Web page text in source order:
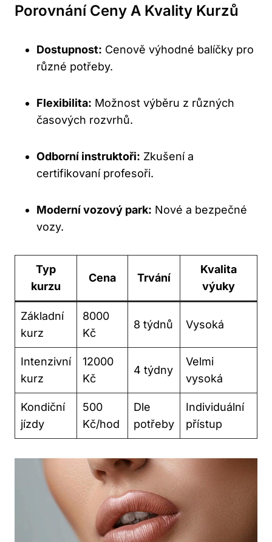
Porovnání Ceny A Kvality Kurzů
Dostupnost: Cenově výhodné balíčky pro
různé potřeby.
Flexibilita: Možnost výběru z různých
časových rozvrhů.
Odborní instruktoři: Zkušení a
certifikovaní profesoři.
Moderní vozový park: Nové a bezpečné
vozy.
Typ
kurzu
Cena Trvání
Kvalita
výuky
Základní
kurz
8000
Kč
8 týdnů Vysoká
Intenzivní
kurz
12000
Kč
4 týdny
Velmi
vysoká
Kondiční
jízdy
500
Kč/hod
Dle
potřeby
Individuální
přístup